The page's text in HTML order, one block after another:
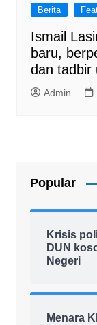
Berita
Ismail
baru,
dan tadbir
Admin
Popular
Krisis
DUN
Negeri
Menara